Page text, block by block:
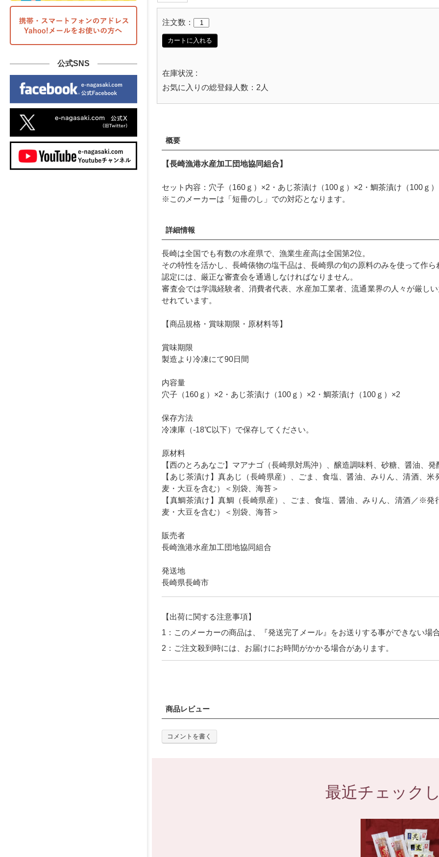
公式SNS
注文数：
カートに入れる
在庫状況 :
お気に入りの総登録人数：2人
概要
【長崎漁港水産加工団地協同組合】
セット内容：穴子（160ｇ）×2・あじ茶漬け（100ｇ）×2・鯛茶漬け（100ｇ
※このメーカーは「短冊のし」での対応となります。
詳細情報
長崎は全国でも有数の水産県で、漁業生産高は全国第2位。
その特性を活かし、長崎俵物の塩干品は、長崎県の旬の原料のみを使って作
認定には、厳正な審査会を通過しなければなりません。
審査会では学識経験者、消費者代表、水産加工業者、流通業界の人々が厳し
せれています。
【商品規格・賞味期限・原材料等】
賞味期限
製造より冷凍にて90日間
内容量
穴子（160ｇ）×2・あじ茶漬け（100ｇ）×2・鯛茶漬け（100ｇ）×2
保存方法
冷凍庫（-18℃以下）で保存してください。
原材料
【西のとろあなご】マアナゴ（長崎県対馬沖）、醸造調味料、砂糖、醤油、
【あじ茶漬け】真あじ（長崎県産）、ごま、食塩、醤油、みりん、清酒、
麦・大豆を含む）＜別袋、海苔＞
【真鯛茶漬け】真鯛（長崎県産）、ごま、食塩、醤油、みりん、清酒／※
麦・大豆を含む）＜別袋、海苔＞
販売者
長崎漁港水産加工団地協同組合
発送地
長崎県長崎市
【出荷に関する注意事項】
1：このメーカーの商品は、『発送完了メール』をお送りする事ができない場
2：ご注文殺到時には、お届けにお時間がかかる場合があります。
商品レビュー
コメントを書く
最近チェック